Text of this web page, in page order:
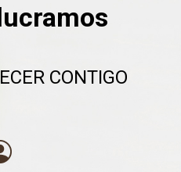
CONTIGO